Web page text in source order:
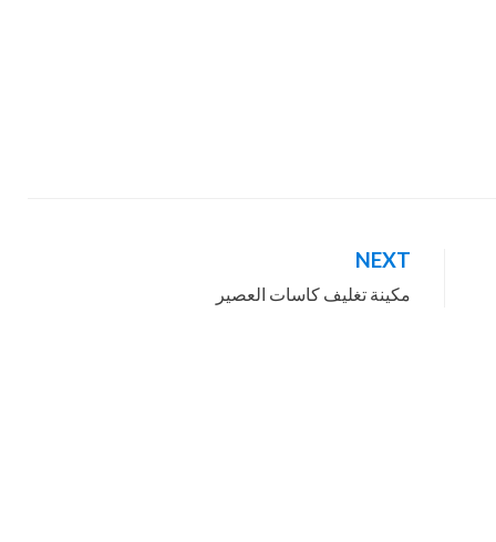
NEXT
مكينة تغليف كاسات العصير